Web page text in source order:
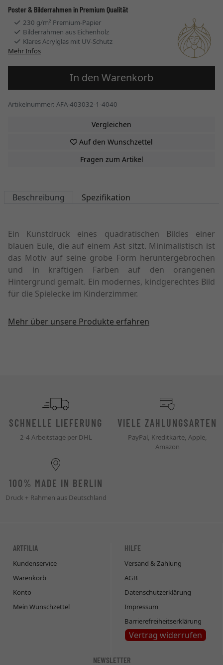
Poster & Bilderrahmen in Premium Qualität
230 g/m² Premium-Papier
Bilderrahmen aus Eichenholz
Klares Acrylglas mit UV-Schutz
Mehr Infos
In den Warenkorb
Artikelnummer: AFA-403032-1-4040
Vergleichen
Auf den Wunschzettel
Fragen zum Artikel
Beschreibung Spezifikation
Ein Kunstdruck eines quadratischen Bildes einer
blauen Eule, die auf einem Ast sitzt. Minimalistisch ist
das Motiv auf seine grobe Form heruntergebrochen
und in kräftigen Farben auf den orangenen
Hintergrund gemalt. Ein modernes, kindgerechtes Bild
für die Spielecke im Kinderzimmer.
Mehr über unsere Produkte erfahren
SCHNELLE LIEFERUNG
2-4 Arbeitstage per DHL
VIELE ZAHLUNGSARTEN
PayPal, Kreditkarte, Apple,
Amazon
100% MADE IN BERLIN
Druck + Rahmen aus Deutschland
ARTFILIA
Kundenservice
Warenkorb
Konto
Mein Wunschzettel
HILFE
Versand & Zahlung
AGB
Datenschutzerklärung
Impressum
Barrierefreiheitserklärung
Vertrag widerrufen
NEWSLETTER